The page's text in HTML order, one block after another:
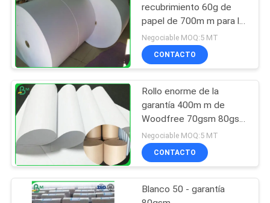
recubrimiento 60g de
papel de 700m m para la
impresión del libro de
escuela
Negociable MOQ:5 MT
CONTACTO
Rollo enorme de la
garantía 400m m de
Woodfree 70gsm 80gsm
para la impresión en
offset
Negociable MOQ:5 MT
CONTACTO
Blanco 50 - garantía